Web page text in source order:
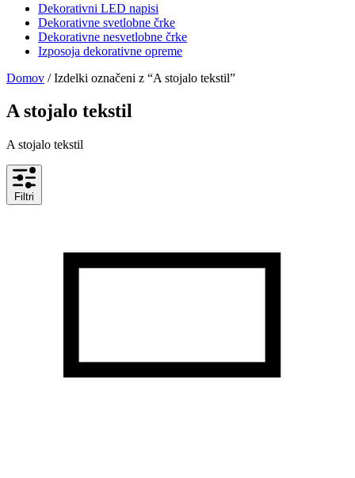
Dekorativni LED napisi
Dekorativne svetlobne črke
Dekorativne nesvetlobne črke
Izposoja dekorativne opreme
Domov / Izdelki označeni z “A stojalo tekstil”
A stojalo tekstil
A stojalo tekstil
Filtri